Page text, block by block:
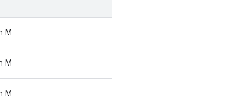
M
M
M